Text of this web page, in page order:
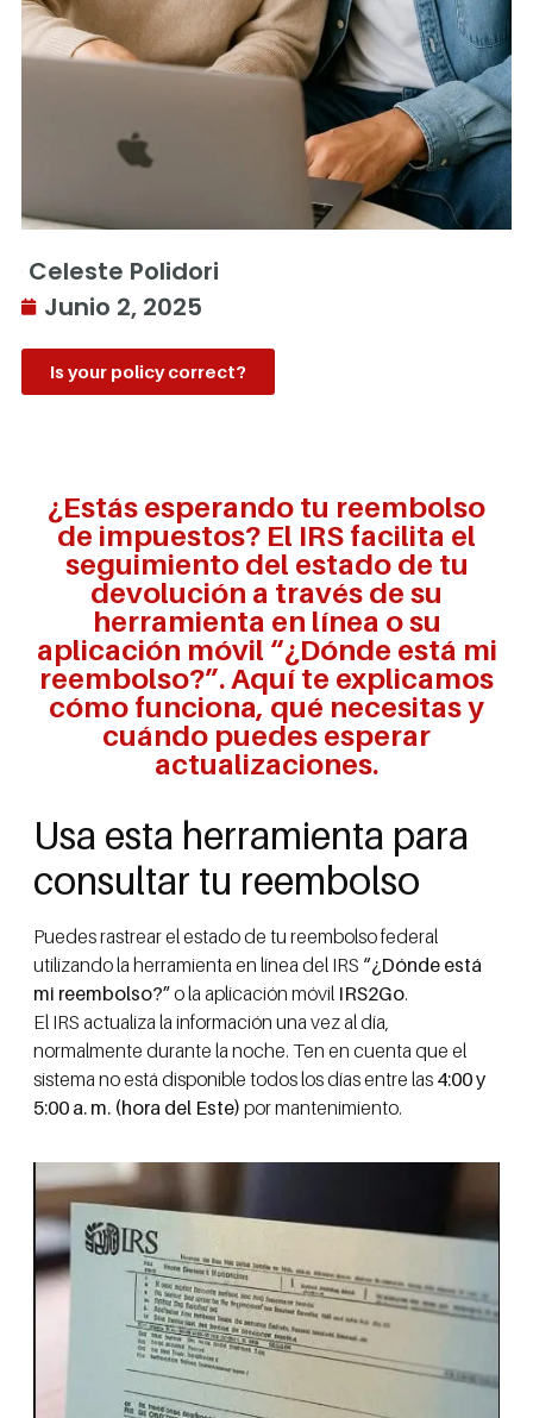
Celeste Polidori
Junio 2, 2025
Is your policy correct?
¿Estás esperando tu reembolso
de impuestos? El IRS facilita el
seguimiento del estado de tu
devolución a través de su
herramienta en línea o su
aplicación móvil “¿Dónde está mi
reembolso?”. Aquí te explicamos
cómo funciona, qué necesitas y
cuándo puedes esperar
actualizaciones.
Usa esta herramienta para
consultar tu reembolso
Puedes rastrear el estado de tu reembolso federal
utilizando la herramienta en línea del IRS “¿Dónde está
mi reembolso?”o la aplicación móvil IRS2Go.
El IRS actualiza la información una vez al día,
normalmente durante la noche. Ten en cuenta que el
sistema no está disponible todos los días entre las 4:00 y
5:00 a. m. (hora del Este) por mantenimiento.